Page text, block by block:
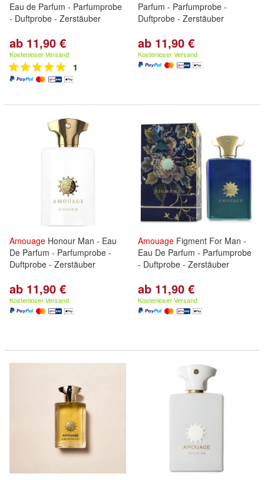
Eau de Parfum - Parfumprobe
- Duftprobe - Zerstäuber
ab 11,90 €
Kostenloser Versand
1
Parfum - Parfumprobe -
Duftprobe - Zerstäuber
ab 11,90 €
Kostenloser Versand
Amouage Honour Man - Eau
De Parfum - Parfumprobe -
Duftprobe - Zerstäuber
ab 11,90 €
Kostenloser Versand
Amouage Figment For Man -
Eau De Parfum - Parfumprobe
- Duftprobe - Zerstäuber
ab 11,90 €
Kostenloser Versand